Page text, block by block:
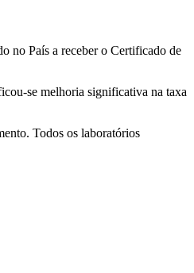
no País a receber o Certificado de
se melhoria significativa na taxa
Todos os laboratórios